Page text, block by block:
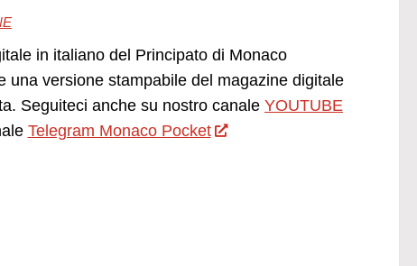
in italiano del Principato di Monaco
una versione stampabile del magazine digitale
Seguiteci anche su nostro canale YOUTUBE
Telegram Monaco Pocket